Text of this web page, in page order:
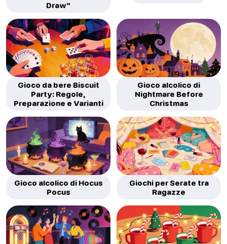
Draw"
Gioco da bere Biscuit
Party: Regole,
Preparazione e Varianti
Gioco alcolico di
Nightmare Before
Christmas
Gioco alcolico di Hocus
Pocus
Giochi per Serate tra
Ragazze